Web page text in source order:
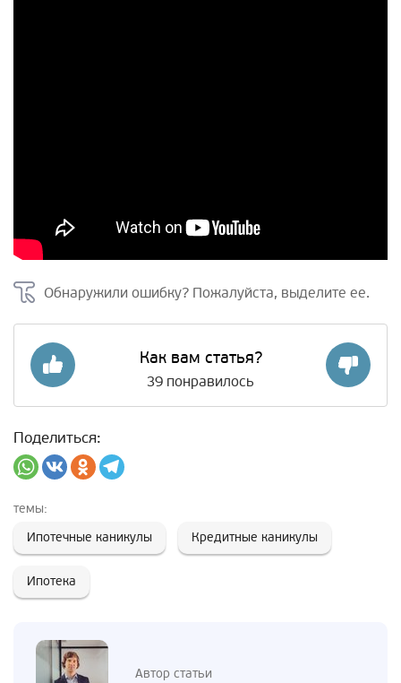
Обнаружили ошибку? Пожалуйста, выделите ее.
Как вам статья?
39 понравилось
Поделиться:
темы:
Ипотечные каникулы
Кредитные каникулы
Ипотека
Автор статьи